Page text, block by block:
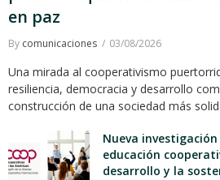
en paz
By comunicaciones 03/08/2026
Una mirada al cooperativismo
resiliencia, democracia y desarrollo
construcción de una sociedad más
Nueva
educación
desarrollo y la